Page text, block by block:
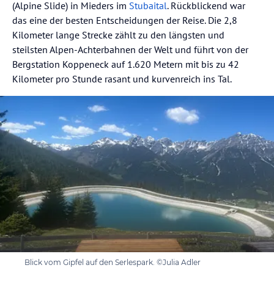
(Alpine Slide) in Mieders im Stubaital. Rückblickend war
das eine der besten Entscheidungen der Reise. Die 2,8
Kilometer lange Strecke zählt zu den längsten und
steilsten Alpen-Achterbahnen der Welt und führt von der
Bergstation Koppeneck auf 1.620 Metern mit bis zu 42
Kilometer pro Stunde rasant und kurvenreich ins Tal.
Blick vom Gipfel auf den Serlespark. ©Julia Adler